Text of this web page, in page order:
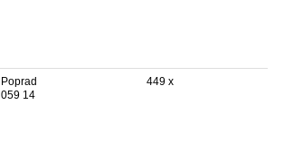
Poprad
059 14
449 x